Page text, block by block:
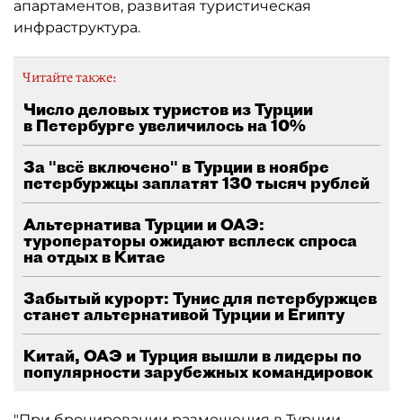
апартаментов, развитая туристическая
инфраструктура.
Читайте также:
Число деловых туристов из Турции
в Петербурге увеличилось на 10%
За "всё включено" в Турции в ноябре
петербуржцы заплатят 130 тысяч рублей
Альтернатива Турции и ОАЭ:
туроператоры ожидают всплеск спроса
на отдых в Китае
Забытый курорт: Тунис для петербуржцев
станет альтернативой Турции и Египту
Китай, ОАЭ и Турция вышли в лидеры по
популярности зарубежных командировок